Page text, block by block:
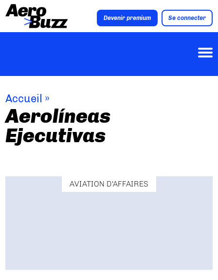
Devenir premium Se connecter
Accueil »
Aerolíneas
Ejecutivas
AVIATION D'AFFAIRES